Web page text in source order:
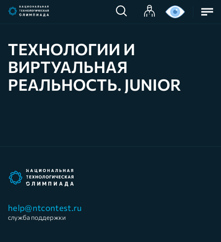
ТЕХНОЛОГИИ И
ВИРТУАЛЬНАЯ
РЕАЛЬНОСТЬ. JUNIOR
help@ntcontest.ru
служба поддержки